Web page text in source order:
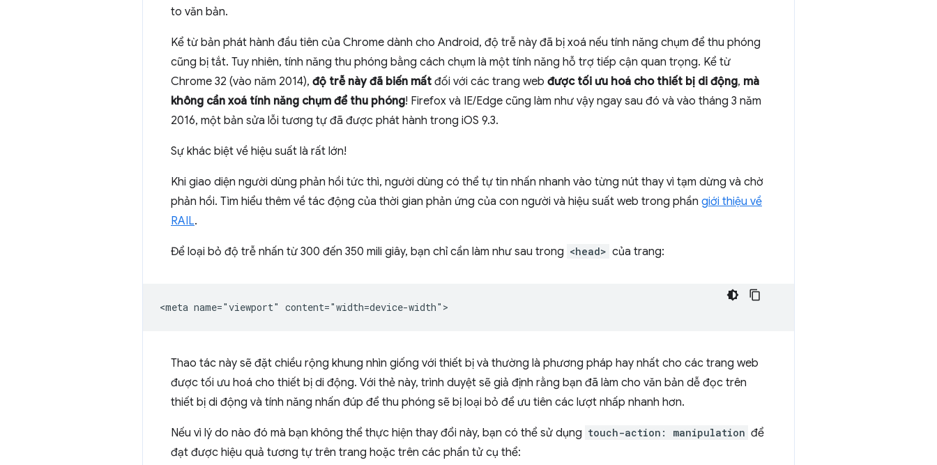
to văn bản.
Kể từ bản phát hành đầu tiên của Chrome dành cho Android, độ trễ này đã bị xoá nếu tính năng chụm để thu phóng
cũng bị tắt. Tuy nhiên, tính năng thu phóng bằng cách chụm là một tính năng hỗ trợ tiếp cận quan trọng. Kể từ
Chrome 32 (vào năm 2014), độ trễ này đã biến mất đối với các trang web được tối ưu hoá cho thiết bị di động, mà
không cần xoá tính năng chụm để thu phóng! Firefox và IE/Edge cũng làm như vậy ngay sau đó và vào tháng 3 năm
2016, một bản sửa lỗi tương tự đã được phát hành trong iOS 9.3.
Sự khác biệt về hiệu suất là rất lớn!
Khi giao diện người dùng phản hồi tức thì, người dùng có thể tự tin nhấn nhanh vào từng nút thay vì tạm dừng và chờ
phản hồi. Tìm hiểu thêm về tác động của thời gian phản ứng của con người và hiệu suất web trong phần giới thiệu về
RAIL.
Để loại bỏ độ trễ nhấn từ 300 đến 350 mili giây, bạn chỉ cần làm như sau trong <head> của trang:
Thao tác này sẽ đặt chiều rộng khung nhìn giống với thiết bị và thường là phương pháp hay nhất cho các trang web
được tối ưu hoá cho thiết bị di động. Với thẻ này, trình duyệt sẽ giả định rằng bạn đã làm cho văn bản dễ đọc trên
thiết bị di động và tính năng nhấn đúp để thu phóng sẽ bị loại bỏ để ưu tiên các lượt nhấp nhanh hơn.
Nếu vì lý do nào đó mà bạn không thể thực hiện thay đổi này, bạn có thể sử dụng touch-action: manipulation để
đạt được hiệu quả tương tự trên trang hoặc trên các phần tử cụ thể: